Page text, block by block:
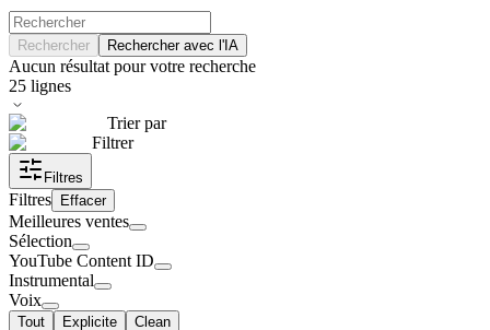
Rechercher Rechercher avec l'IA
Aucun résultat pour votre recherche
25 lignes
Trier par
Filtrer
Filtres
Filtres Effacer
Meilleures ventes
Sélection
YouTube Content ID
Instrumental
Voix
Tout Explicite Clean